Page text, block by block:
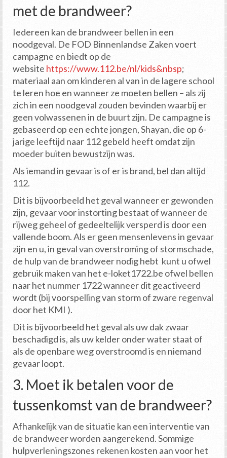
met de brandweer?
Iedereen kan de brandweer bellen in een
noodgeval. De FOD Binnenlandse Zaken voert
campagne en biedt op de
website https://www.112.be/nl/kids&nbsp;
materiaal aan om kinderen al van in de lagere school
te leren hoe en wanneer ze moeten bellen – als zij
zich in een noodgeval zouden bevinden waarbij er
geen volwassenen in de buurt zijn. De campagne is
gebaseerd op een echte jongen, Shayan, die op 6-
jarige leeftijd naar 112 gebeld heeft omdat zijn
moeder buiten bewustzijn was.
Als iemand in gevaar is of er is brand, bel dan altijd
112.
Dit is bijvoorbeeld het geval wanneer er gewonden
zijn, gevaar voor instorting bestaat of wanneer de
rijweg geheel of gedeeltelijk versperd is door een
vallende boom. Als er geen mensenlevens in gevaar
zijn en u, in geval van overstroming of stormschade,
de hulp van de brandweer nodig hebt kunt u ofwel
gebruik maken van het e-loket1722.be ofwel bellen
naar het nummer 1722 wanneer dit geactiveerd
wordt (bij voorspelling van storm of zware regenval
door het KMI ).
Dit is bijvoorbeeld het geval als uw dak zwaar
beschadigd is, als uw kelder onder water staat of
als de openbare weg overstroomd is en niemand
gevaar loopt.
3. Moet ik betalen voor de
tussenkomst van de brandweer?
Afhankelijk van de situatie kan een interventie van
de brandweer worden aangerekend. Sommige
hulpverleningszones rekenen kosten aan voor het